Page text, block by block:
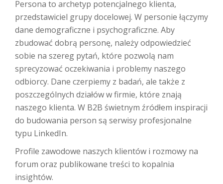
Persona to archetyp potencjalnego klienta,
przedstawiciel grupy docelowej. W personie łączymy
dane demograficzne i psychograficzne. Aby
zbudować dobrą personę, należy odpowiedzieć
sobie na szereg pytań, które pozwolą nam
sprecyzować oczekiwania i problemy naszego
odbiorcy. Dane czerpiemy z badań, ale także z
poszczególnych działów w firmie, które znają
naszego klienta. W B2B świetnym źródłem inspiracji
do budowania person są serwisy profesjonalne
typu LinkedIn.
Profile zawodowe naszych klientów i rozmowy na
forum oraz publikowane treści to kopalnia
insightów.